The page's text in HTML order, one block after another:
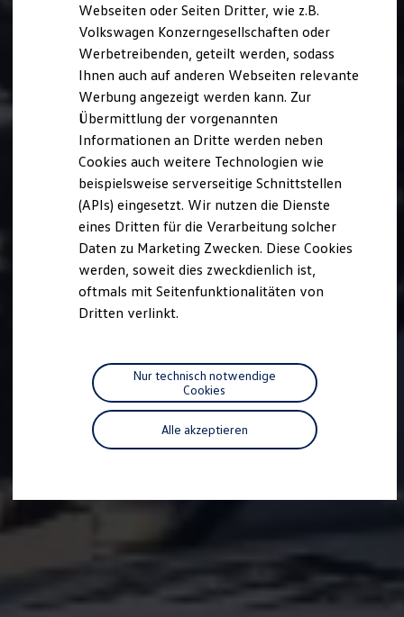
Volkswagen Kollektion
R-Kollektion
GTI Kollektion
Fußball Drop
we drive football
#wedriveproud
Besitzer und Service
myVolkswagen
Software Updates
Service und Ersatzteile
Inspektion und HU/AU
Reparaturen und Checks
Motorenöl und Flüssigkeiten
Räder und Reifen
Pannen- und Unfallhilfe
Economy Service
Volkswagen Teile
Zubehör
Modellspezifisches Zubehör
Individualisieren
Wallbox und Ladekabel
Digitale Extras
Dienste für Ihr Modell finden
Volkswagen Apps, Login und Shop
Handy und Fahrzeug verbinden
Vorgängermodelle
Digitale Betriebsanleitung
Live Beratung
Webseiten oder Seiten Dritter, wie z.B.
Volkswagen Konzerngesellschaften oder
Werbetreibenden, geteilt werden, sodass
Ihnen auch auf anderen Webseiten relevante
Werbung angezeigt werden kann. Zur
Übermittlung der vorgenannten
Informationen an Dritte werden neben
Cookies auch weitere Technologien wie
beispielsweise serverseitige Schnittstellen
(APIs) eingesetzt. Wir nutzen die Dienste
eines Dritten für die Verarbeitung solcher
Daten zu Marketing Zwecken. Diese Cookies
werden, soweit dies zweckdienlich ist,
oftmals mit Seitenfunktionalitäten von
Dritten verlinkt.
Alle akzeptieren
Nur technisch notwendige
Cookies